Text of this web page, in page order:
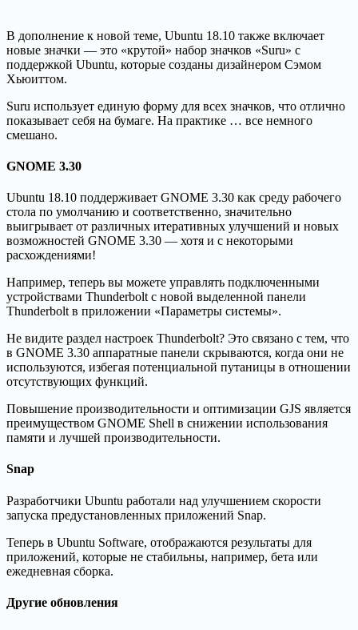
В дополнение к новой теме, Ubuntu 18.10 также включает
новые значки — это «крутой» набор значков «Suru» с
поддержкой Ubuntu, которые созданы дизайнером Сэмом
Хьюиттом.
Suru использует единую форму для всех значков, что отлично
показывает себя на бумаге. На практике … все немного
смешано.
GNOME 3.30
Ubuntu 18.10 поддерживает GNOME 3.30 как среду рабочего
стола по умолчанию и соответственно, значительно
выигрывает от различных итеративных улучшений и новых
возможностей GNOME 3.30 — хотя и с некоторыми
расхождениями!
Например, теперь вы можете управлять подключенными
устройствами Thunderbolt с новой выделенной панели
Thunderbolt в приложении «Параметры системы».
Не видите раздел настроек Thunderbolt? Это связано с тем, что
в GNOME 3.30 аппаратные панели скрываются, когда они не
используются, избегая потенциальной путаницы в отношении
отсутствующих функций.
Повышение производительности и оптимизации GJS является
преимуществом GNOME Shell в снижении использования
памяти и лучшей производительности.
Snap
Разработчики Ubuntu работали над улучшением скорости
запуска предустановленных приложений Snap.
Теперь в Ubuntu Software, отображаются результаты для
приложений, которые не стабильны, например, бета или
ежедневная сборка.
Другие обновления